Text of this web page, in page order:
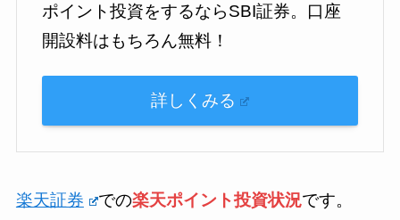
ポイント投資をするならSBI証券。口座
開設料はもちろん無料！
詳しくみる
楽天証券 での楽天ポイント投資状況です。